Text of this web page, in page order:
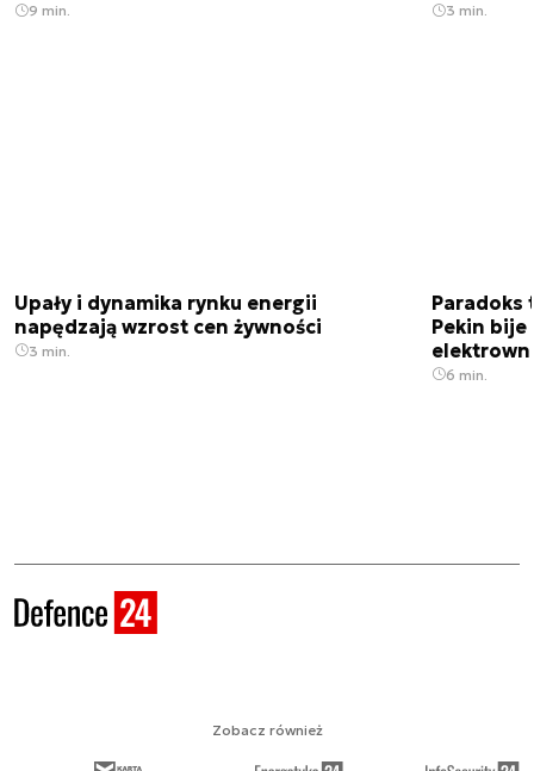
9 min. 3 min.
Upały i dynamika rynku energii
napędzają wzrost cen żywności
3 min.
Paradoks
Pekin bije
6 min.
Zobacz również